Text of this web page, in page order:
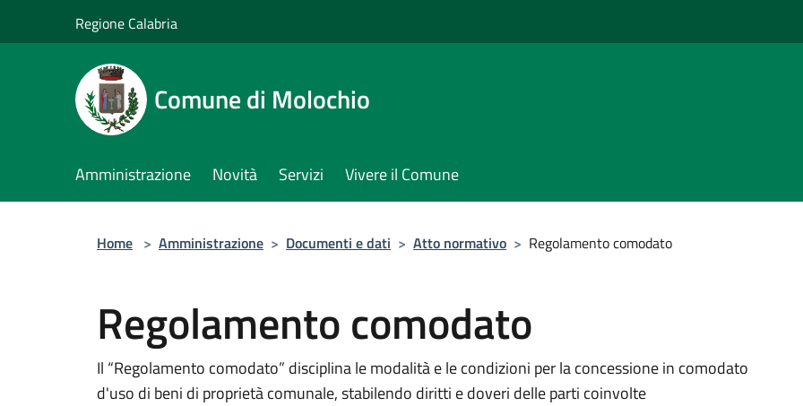
Regione Calabria
Comune di Molochio
Amministrazione Novità Servizi Vivere il Comune
Home > Amministrazione > Documenti e dati > Atto normativo > Regolamento comodato
Regolamento comodato
Il “Regolamento comodato” disciplina le modalità e le condizioni per la concessione in comodato
d'uso di beni di proprietà comunale, stabilendo diritti e doveri delle parti coinvolte